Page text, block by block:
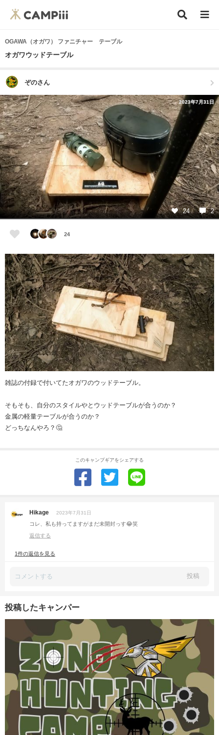
OGAWA（オガワ） ファニチャー テーブル
オガワウッドテーブル
ぞのさん
2023年7月31日
24 2
24
雑誌の付録で付いてたオガワのウッドテーブル。
そもそも、自分のスタイルやとウッドテーブルが合うのか？
金属の軽量テーブルが合うのか？
どっちなんやろ？🤔
このキャンプギアをシェアする
Hikage 2023年7月31日
コレ、私も持ってますがまだ未開封っす😂笑
返信する
1件の返信を見る
投稿
投稿したキャンパー